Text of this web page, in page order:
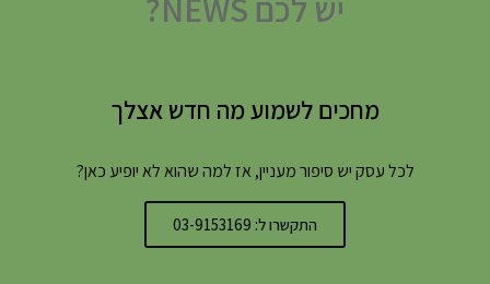
מחכים לשמוע מה חדש אצלך
לכל עסק יש סיפור מעניין, אז למה שהוא לא יופיע כאן?
התקשרו ל: 03-9153169